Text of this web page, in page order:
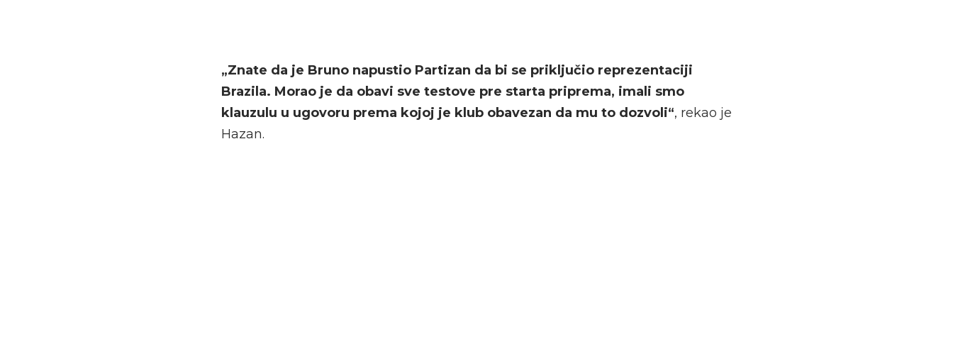
„Znate da je Bruno napustio Partizan da bi se priključio reprezentaciji
Brazila. Morao je da obavi sve testove pre starta priprema, imali smo
klauzulu u ugovoru prema kojoj je klub obavezan da mu to dozvoli“, rekao je
Hazan.